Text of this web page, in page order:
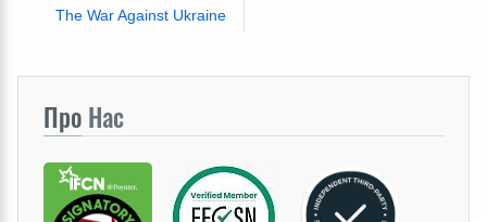
The War Against Ukraine
Про Нас